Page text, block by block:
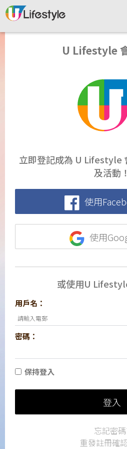
U Lifestyle
立即登記成為 U Lifestyle
及活動！
使用
使用
或使用U
用戶名：
密碼：
保持登入
登入
忘記密
重發註冊確